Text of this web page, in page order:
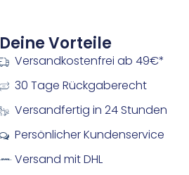
Deine Vorteile
Versandkostenfrei ab 49€*
30 Tage Rückgaberecht
Versandfertig in 24 Stunden
Persönlicher Kundenservice
Versand mit DHL